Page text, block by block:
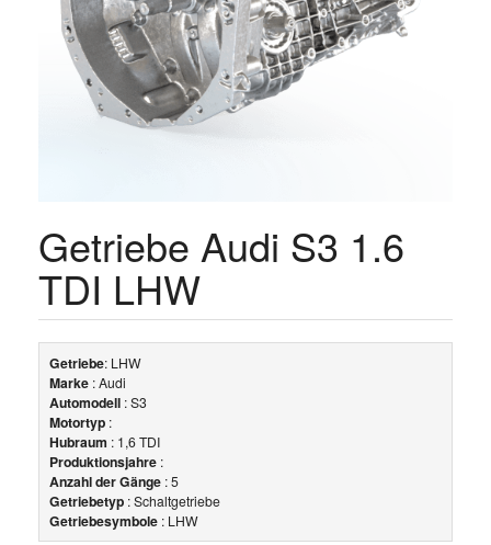
Getriebe Audi S3 1.6
TDI LHW
Getriebe: LHW
Marke : Audi
Automodell : S3
Motortyp :
Hubraum : 1,6 TDI
Produktionsjahre :
Anzahl der Gänge : 5
Getriebetyp : Schaltgetriebe
Getriebesymbole : LHW